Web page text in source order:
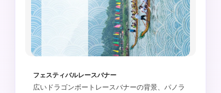
フェスティバルレースバナー
広いドラゴンボートレースバナーの背景、パノラ